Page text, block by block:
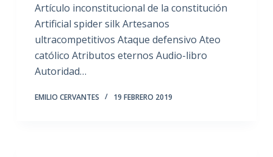
Artículo inconstitucional de la constitución
Artificial spider silk Artesanos
ultracompetitivos Ataque defensivo Ateo
católico Atributos eternos Audio-libro
Autoridad…
EMILIO CERVANTES 19 FEBRERO 2019